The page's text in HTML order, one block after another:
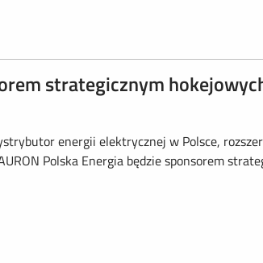
strategicznym
energii elektrycznej w Polsce,
Polska Energia będzie sponsorem